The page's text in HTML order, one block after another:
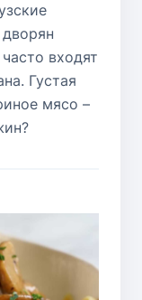
входят
Густая
мясо –